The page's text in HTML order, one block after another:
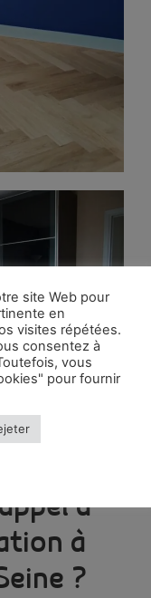
à
à
?
site Web pour
en
visites répétées.
consentez à
vous
pour fournir